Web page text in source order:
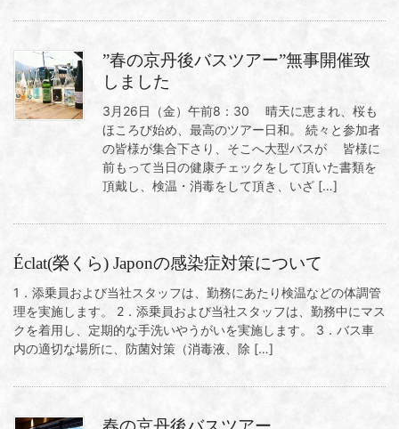
”春の京丹後バスツアー”無事開催致
しました
3月26日（金）午前8：30 晴天に恵まれ、桜も
ほころび始め、最高のツアー日和。 続々と参加者
の皆様が集合下さり、そこへ大型バスが 皆様に
前もって当日の健康チェックをして頂いた書類を
頂戴し、検温・消毒をして頂き、いざ […]
Éclat(榮くら) Japonの感染症対策について
1．添乗員および当社スタッフは、勤務にあたり検温などの体調管
理を実施します。 2．添乗員および当社スタッフは、勤務中にマス
クを着用し、定期的な手洗いやうがいを実施します。 3．バス車
内の適切な場所に、防菌対策（消毒液、除 […]